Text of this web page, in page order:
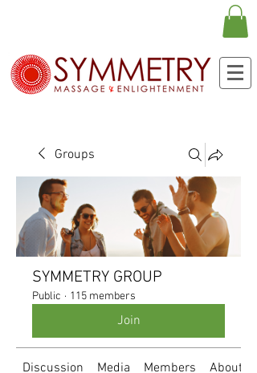
Groups
SYMMETRY GROUP
Public · 115 members
Join
Discussion Media Members About